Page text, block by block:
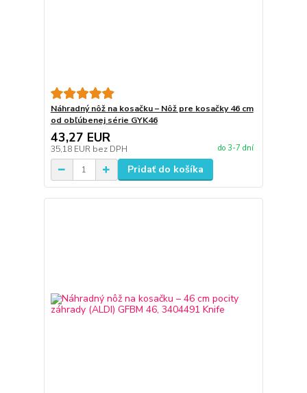
Náhradný nôž na kosačku – Nôž pre kosačky 46 cm
od obľúbenej série GYK46
43,27 EUR
35,18 EUR bez DPH do 3-7 dní
Pridať do košíka